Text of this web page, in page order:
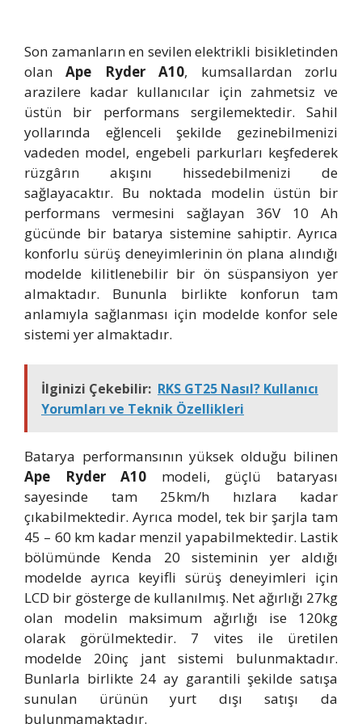
Son zamanların en sevilen elektrikli bisikletinden
olanApe Ryder A10, kumsallardan zorlu
arazilere kadar kullanıcılar için zahmetsiz ve
üstün bir performans sergilemektedir. Sahil
yollarında eğlenceli şekilde gezinebilmenizi
vadeden model, engebeli parkurları keşfederek
rüzgârın akışını hissedebilmenizi de
sağlayacaktır. Bu noktada modelin üstün bir
performans vermesini sağlayan 36V 10 Ah
gücünde bir batarya sistemine sahiptir. Ayrıca
konforlu sürüş deneyimlerinin ön plana alındığı
modelde kilitlenebilir bir ön süspansiyon yer
almaktadır. Bununla birlikte konforun tam
anlamıyla sağlanması için modelde konfor sele
sistemi yer almaktadır.
İlginizi Çekebilir: RKS GT25 Nasıl? Kullanıcı
Yorumları ve Teknik Özellikleri
Batarya performansının yüksek olduğu bilinen
Ape Ryder A10 modeli, güçlü bataryası
sayesinde tam 25km/h hızlara kadar
çıkabilmektedir. Ayrıca model, tek bir şarjla tam
45 – 60 km kadar menzil yapabilmektedir. Lastik
bölümünde Kenda 20 sisteminin yer aldığı
modelde ayrıca keyifli sürüş deneyimleri için
LCD bir gösterge de kullanılmış. Net ağırlığı 27kg
olan modelin maksimum ağırlığı ise 120kg
olarak görülmektedir. 7 vites ile üretilen
modelde 20inç jant sistemi bulunmaktadır.
Bunlarla birlikte 24 ay garantili şekilde satışa
sunulan ürünün yurt dışı satışı da
bulunmamaktadır.